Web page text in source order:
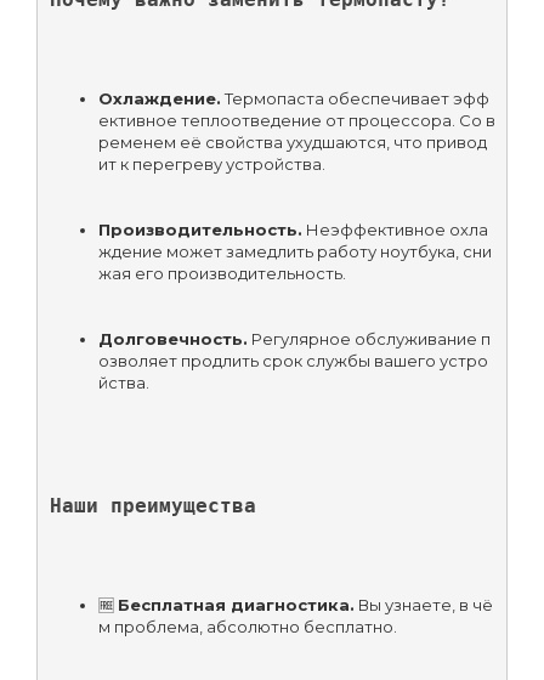
Охлаждение. Термопаста обеспечивает эфф
ективное теплоотведение от процессора. Со в
ременем её свойства ухудшаются, что привод
ит к перегреву устройства.
Производительность. Неэффективное охла
ждение может замедлить работу ноутбука, сни
жая его производительность.
Долговечность. Регулярное обслуживание п
озволяет продлить срок службы вашего устро
йства.
Наши преимущества
🆓 Бесплатная диагностика. Вы узнаете, в чё
м проблема, абсолютно бесплатно.